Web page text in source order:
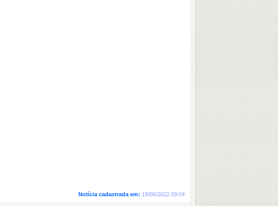
Notícia cadastrada em: 18/06/2022 09:04